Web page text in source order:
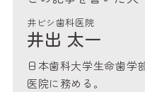
井ビシ歯科医院
井出 太一
日本歯科大学生命歯学
医院に務める。